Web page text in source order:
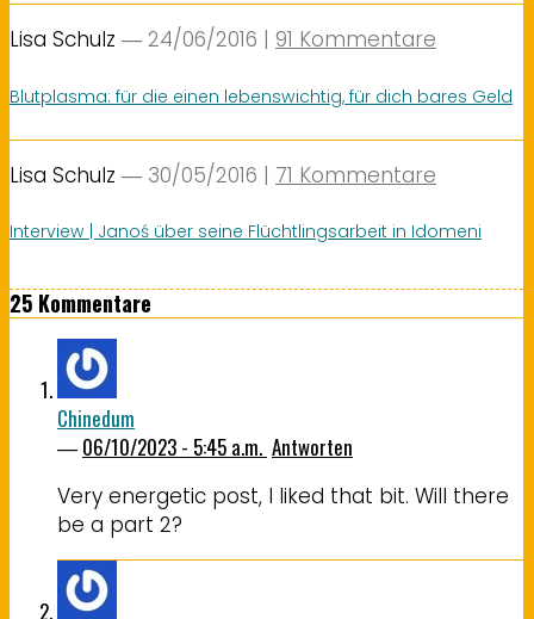
Lisa Schulz ― 24/06/2016 91 Kommentare
Blutplasma: für die einen lebenswichtig, für dich bares Geld
Lisa Schulz ― 30/05/2016 | 71 Kommentare
Interview | Janoś über seine Flüchtlingsarbeit in Idomeni
25 Kommentare
Chinedum
― 06/10/2023 - 5:45 a.m. Antworten
Very energetic post, I liked that bit. Will there
be a part 2?